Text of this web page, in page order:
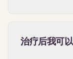
治疗后我可